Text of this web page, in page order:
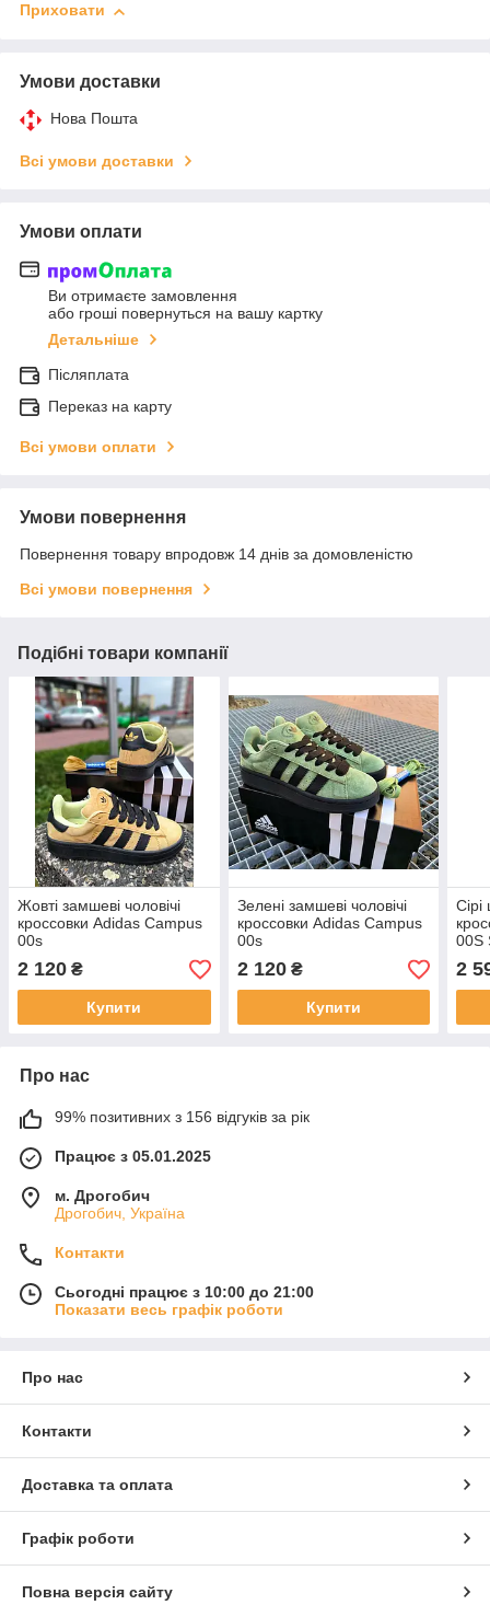
Приховати
Умови доставки
Нова Пошта
Всі умови доставки
Умови оплати
Ви отримаєте замовлення
або гроші повернуться на вашу картку
Детальніше
Післяплата
Переказ на карту
Всі умови оплати
Умови повернення
Повернення товару впродовж 14 днів за домовленістю
Всі умови повернення
Подібні товари компанії
Жовті замшеві чоловічі
кроссовки Adidas Campus
00s
2 120 ₴
Купити
Зелені замшеві чоловічі
кроссовки Adidas Campus
00s
2 120₴
Купити
Сірі
00S
2
Про нас
99% позитивних з 156 відгуків за рік
Працює з 05.01.2025
м. Дрогобич
Дрогобич, Україна
Контакти
Сьогодні працює з 10:00 до 21:00
Показати весь графік роботи
Про нас
Контакти
Доставка та оплата
Графік роботи
Повна версія сайту